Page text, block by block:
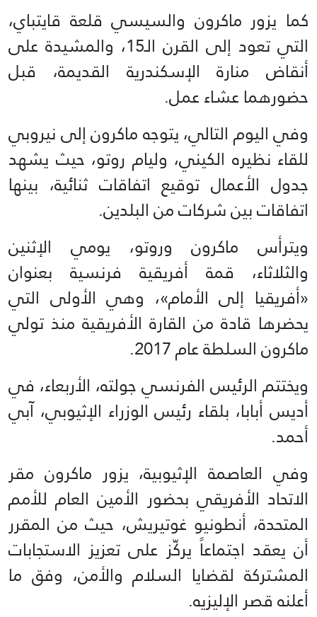
كما يزور ماكرون والسيسي قلعة قايتباي،
التي تعود إلى القرن الـ15، والمشيدة على
أنقاض منارة الإسكندرية القديمة، قبل
حضورهما عشاء عمل.
وفي اليوم التالي، يتوجه ماكرون إلى نيروبي
للقاء نظيره الكيني، وليام روتو، حيث يشهد
جدول الأعمال توقيع اتفاقات ثنائية، بينها
اتفاقات بين شركات من البلدين.
ويترأس ماكرون وروتو، يومي الإثنين
والثلاثاء، قمة أفريقية فرنسية بعنوان
«أفريقيا إلى الأمام»، وهي الأولى التي
يحضرها قادة من القارة الأفريقية منذ تولي
ماكرون السلطة عام 2017.
ويختتم الرئيس الفرنسي جولته، الأربعاء، في
أديس أبابا، بلقاء رئيس الوزراء الإثيوبي، آبي
أحمد.
وفي العاصمة الإثيوبية، يزور ماكرون مقر
الاتحاد الأفريقي بحضور الأمين العام للأمم
المتحدة، أنطونيو غوتيريش، حيث من المقرر
أن يعقد اجتماعاً يركّز على تعزيز الاستجابات
المشتركة لقضايا السلام والأمن، وفق ما
أعلنه قصر الإليزيه.